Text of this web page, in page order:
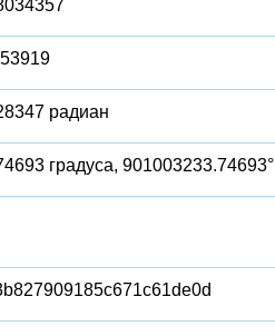
радиан
градуса, 901003233.74693°